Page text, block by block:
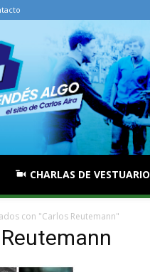
CHARLAS DE VESTUARIO
con "Carlos Reutemann"